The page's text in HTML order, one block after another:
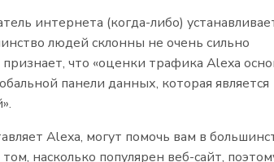
интернета (когда-либо)
людей склонны не очень сильно
что «оценки трафика Alexa
панели данных, которая является
Alexa, могут помочь вам в
насколько популярен веб-сайт,